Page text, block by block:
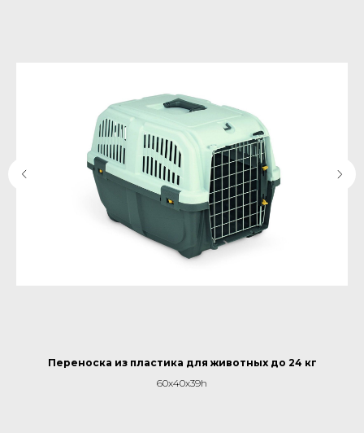
Переноска из пластика для животных до 24 кг
60x40x39h